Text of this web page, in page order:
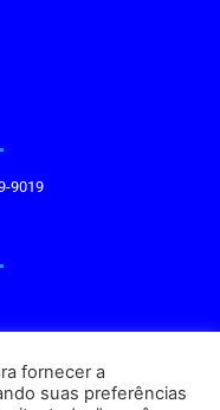
9019
fornecer a
suas preferências